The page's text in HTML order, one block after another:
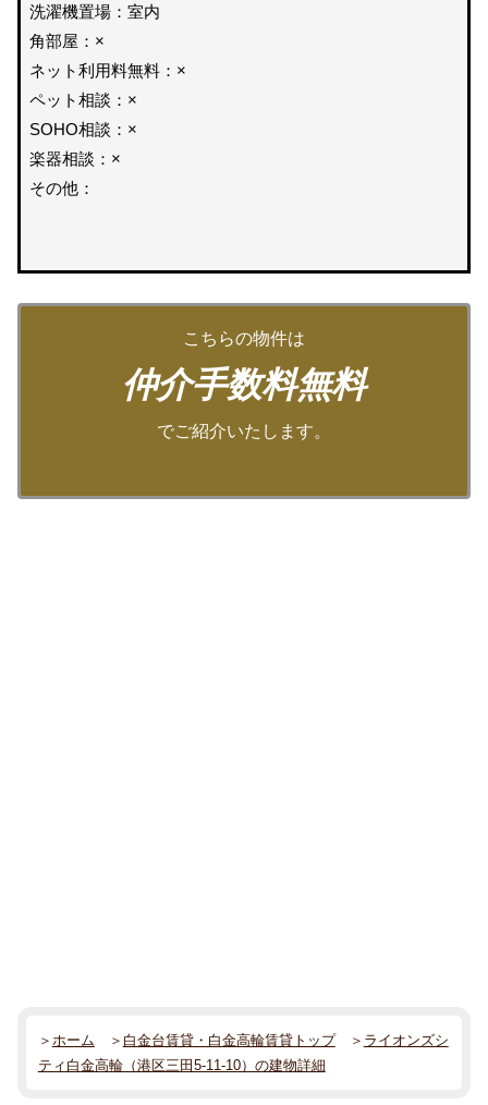
洗濯機置場：室内
角部屋：×
ネット利用料無料：×
ペット相談：×
SOHO相談：×
楽器相談：×
その他：
こちらの物件は
仲介手数料無料
でご紹介いたします。
＞ ホーム ＞ 白金台賃貸・白金高輪賃貸トップ＞ ライオンズシ
ティ白金高輪（港区三田5-11-10）の建物詳細